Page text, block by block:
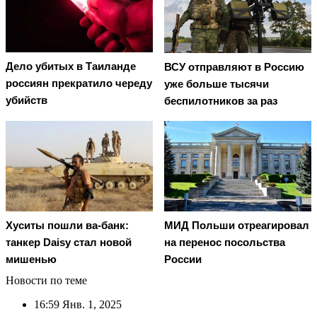
Дело убитых в Таиланде
россиян прекратило череду
убийств
ВСУ отправляют в Россию
уже больше тысячи
беспилотников за раз
Хуситы пошли ва-банк:
танкер Daisy стал новой
мишенью
МИД Польши отреагировал
на перенос посольства
России
Новости по теме
16:59 Янв. 1, 2025